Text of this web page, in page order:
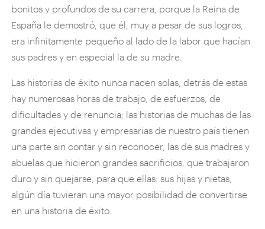
bonitos y profundos de su carrera, porque la Reina de
España le demostró, que él, muy a pesar de sus logros,
era infinitamente pequeño al lado de la labor que hacían
sus padres y en especial la de su madre.
Las historias de éxito nunca nacen solas, detrás de estas
hay numerosas horas de trabajo, de esfuerzos, de
dificultades y de renuncia; las historias de muchas de las
grandes ejecutivas y empresarias de nuestro país tienen
una parte sin contar y sin reconocer, las de sus madres y
abuelas que hicieron grandes sacrificios, que trabajaron
duro y sin quejarse, para que ellas: sus hijas y nietas,
algún día tuvieran una mayor posibilidad de convertirse
en una historia de éxito.